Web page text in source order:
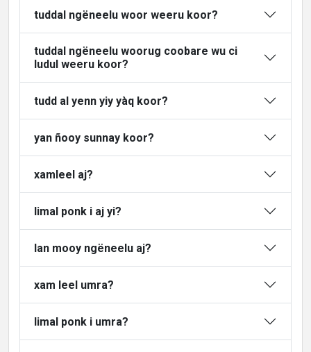
tuddal ngëneelu woor weeru koor?
tuddal ngëneelu woorug coobare wu ci
ludul weeru koor?
tudd al yenn yiy yàq koor?
yan ñooy sunnay koor?
xamleel aj?
limal ponk i aj yi?
lan mooy ngëneelu aj?
xam leel umra?
limal ponk i umra?